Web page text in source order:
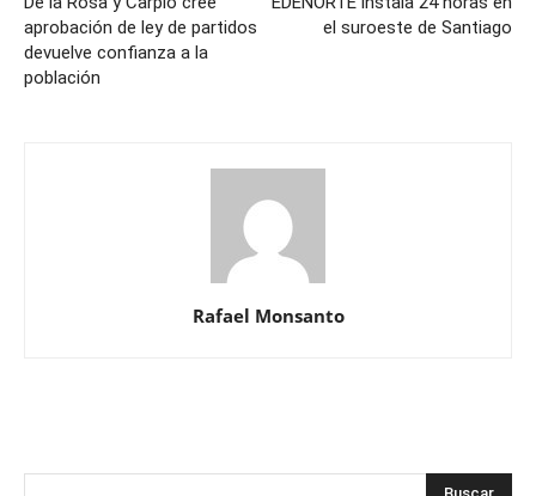
aprobación de ley de partidos
devuelve confianza a la
población
el suroeste de Santiago
Rafael Monsanto